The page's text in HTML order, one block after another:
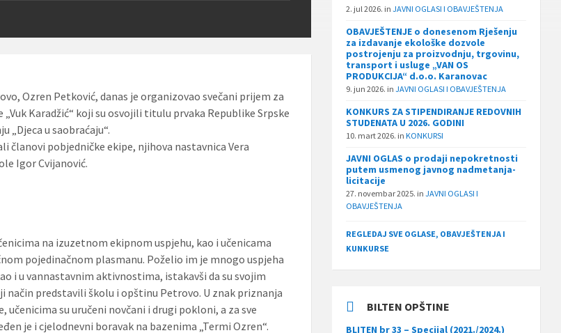
Ozren Petković, danas je organizovao svečani prijem za
„Vuk Karadžić“ koji su osvojili titulu prvaka Republike Srpske
„Djeca u saobraćaju“.
članovi pobjedničke ekipe, njihova nastavnica Vera
Igor Cvijanović.
na izuzetnom ekipnom uspjehu, kao i učenicama
pojedinačnom plasmanu. Poželio im je mnogo uspjeha
i u vannastavnim aktivnostima, istakavši da su svojim
predstavili školu i opštinu Petrovo. U znak priznanja
učenicima su uručeni novčani i drugi pokloni, a za sve
je i cjelodnevni boravak na bazenima „Termi Ozren“.
2. jul 2026. inJAVNI OGLASI I OBAVJEŠTENJA
OBAVJEŠTENJE o donesenom Rješenju
za izdavanje ekološke dozvole
postrojenju za proizvodnju, trgovinu,
transport i usluge „VAN OS
PRODUKCIJA“ d.o.o. Karanovac
9. jun 2026. inJAVNI OGLASI I OBAVJEŠTENJA
KONKURS ZA STIPENDIRANJE REDOVNIH
STUDENATA U 2026. GODINI
10. mart 2026. inKONKURSI
JAVNI OGLAS o prodaji nepokretnosti
putem usmenog javnog nadmetanja-
licitacije
27. novembar 2025. inJAVNI OGLASI I
OBAVJEŠTENJA
REGLEDAJ SVE OGLASE, OBAVJEŠTENJA I
KUNKURSE
BILTEN OPŠTINE
BLITEN br 33 – Specijal (2021./2024.)